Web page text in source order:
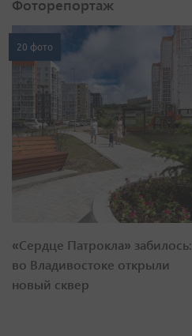
Фоторепортаж
20 фото
«Сердце Патрокла» забилось:
во Владивостоке открыли
новый сквер